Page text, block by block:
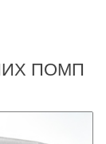
ПОМП